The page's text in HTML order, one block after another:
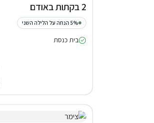
2 בקתות באודם
5% הנחה על הלילה השני
בית כנסת